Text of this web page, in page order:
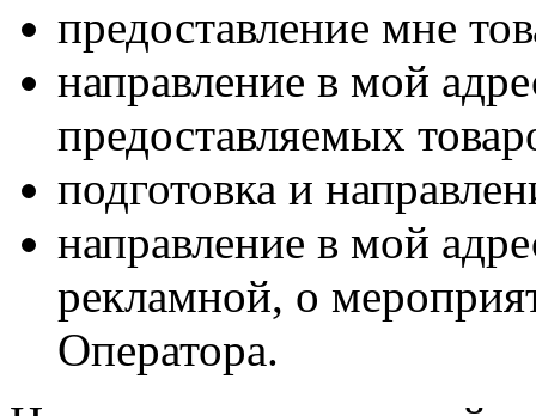
предоставление мне
направление в мой
предоставляемых
подготовка и
направление в мой
рекламной, о
Оператора.